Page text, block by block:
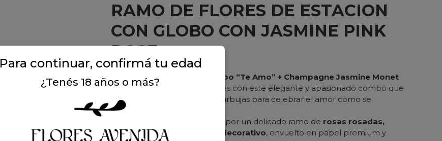
RAMO DE FLORES DE ESTACION
CON GLOBO CON JASMINE PINK
ROSE
Ramo romántico con globo “Te Amo” + Champagne Jasmine Monet
Sorprendé a quien más querés con este elegante y apasionado combo que
combina flores premium y burbujas para celebrar el amor como se
merece.
Este arreglo está compuesto por un delicado ramo de rosas rosadas,
flores de estación y follaje decorativo, envuelto en papel premium y
Para continuar, confirmá tu edad
¿Tenés 18 años o más?